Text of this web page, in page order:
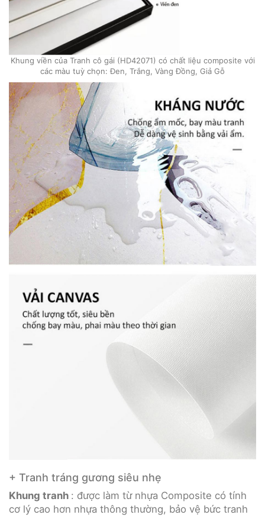
Khung viền của Tranh cô gái (HD42071) có chất liệu composite với
các màu tuỳ chọn: Đen, Trắng, Vàng Đồng, Giả Gỗ
+ Tranh tráng gương siêu nhẹ
Khung tranh : được làm từ nhựa Composite có tính
cơ lý cao hơn nhựa thông thường, bảo vệ bức tranh